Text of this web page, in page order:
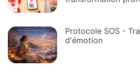
Protocole SOS -
d'émotion